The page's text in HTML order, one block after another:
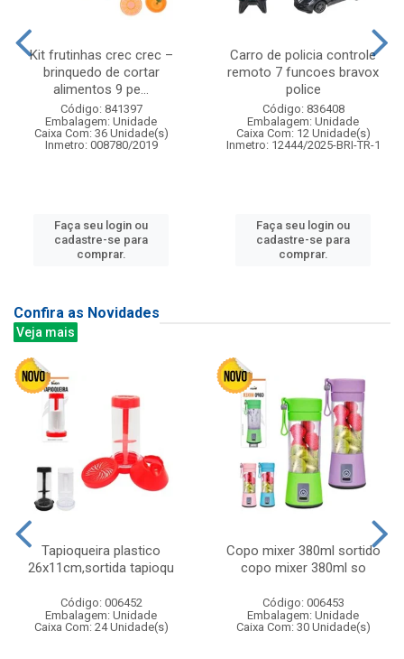
Kit frutinhas crec crec –
brinquedo de cortar
alimentos 9 pe...
Código: 841397
Embalagem: Unidade
Caixa Com: 36 Unidade(s)
Inmetro: 008780/2019
Faça seu login ou
cadastre-se para
comprar.
Carro de policia controle
remoto 7 funcoes bravox
police
Código: 836408
Embalagem: Unidade
Caixa Com: 12 Unidade(s)
Inmetro: 12444/2025-BRI-TR-1
Faça seu login ou
cadastre-se para
comprar.
Confira as Novidades
Veja mais
Tapioqueira plastico
26x11cm,sortida tapioqu
Código: 006452
Embalagem: Unidade
Caixa Com: 24 Unidade(s)
Copo mixer 380ml sortido
copo mixer 380ml so
Código: 006453
Embalagem: Unidade
Caixa Com: 30 Unidade(s)